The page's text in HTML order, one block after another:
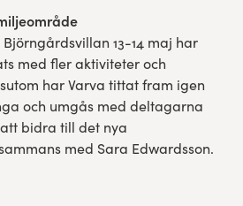
13-14 maj har
med fler aktiviteter och
har Varva tittat fram igen
och umgås med deltagarna
bidra till det nya
med Sara Edwardsson.